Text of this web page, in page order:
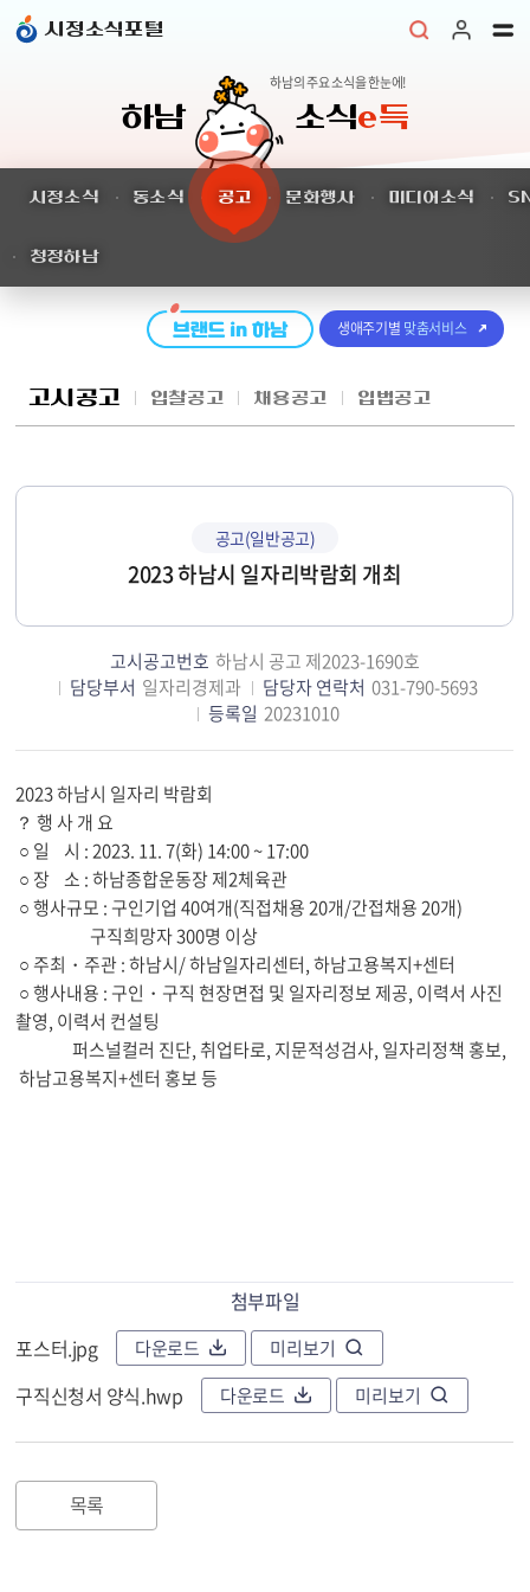
시정소식포털
하남 소식e득
하남의 주요 소식을 한눈에!
시정소식 동소식 공고 문화행사 미디어소식
청정하남
생애주기별 맞춤서비스
고시공고 입찰공고 채용공고 입법공고
공고(일반공고)
2023 하남시 일자리박람회 개최
고시공고번호 하남시 공고 제2023-1690호
담당부서 일자리경제과 담당자 연락처 031-790-5693
등록일 20231010
첨부파일
포스터.jpg
다운로드 미리보기
구직신청서 양식.hwp 다운로드 미리보기
목록